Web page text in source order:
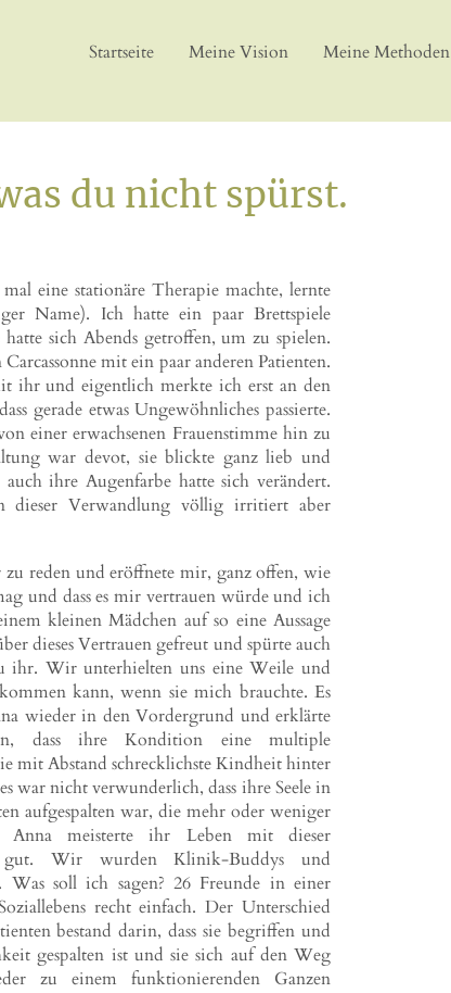
Startseite Meine Vision Meine Methoden
du nicht spürst.
eine stationäre Therapie machte, lernte
Name). Ich hatte ein paar Brettspiele
sich Abends getroffen, um zu spielen.
mit ein paar anderen Patienten.
ihr und eigentlich merkte ich erst an den
gerade etwas Ungewöhnliches passierte.
einer erwachsenen Frauenstimme hin zu
war devot, sie blickte ganz lieb und
ihre Augenfarbe hatte sich verändert.
dieser Verwandlung völlig irritiert aber
reden und eröffnete mir, ganz offen, wie
und dass es mir vertrauen würde und ich
kleinen Mädchen auf so eine Aussage
dieses Vertrauen gefreut und spürte auch
ihr. Wir unterhielten uns eine Weile und
kann, wenn sie mich brauchte. Es
wieder in den Vordergrund und erklärte
dass ihre Kondition eine multiple
mit Abstand schrecklichste Kindheit hinter
war nicht verwunderlich, dass ihre Seele in
aufgespalten war, die mehr oder weniger
Anna meisterte ihr Leben mit dieser
gut. Wir wurden Klinik-Buddys und
soll ich sagen? 26 Freunde in einer
recht einfach. Der Unterschied
bestand darin, dass sie begriffen und
gespalten ist und sie sich auf den Weg
zu einem funktionierenden Ganzen